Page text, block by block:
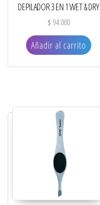
DEPILADOR 3 EN 1 WET & DRY
$ 94.000
Añadir al carrito